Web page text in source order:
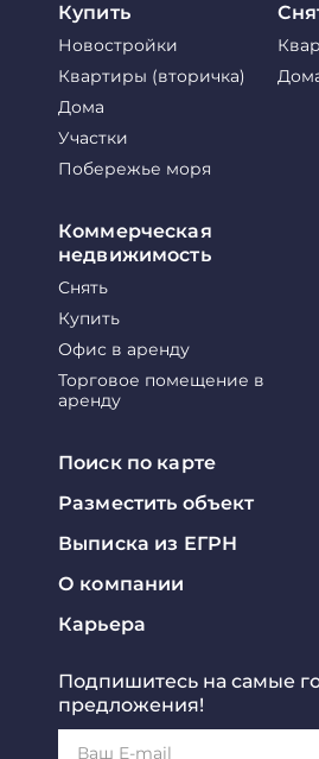
Купить
Новостройки
Квартиры (вторичка)
Дома
Участки
Побережье моря
Коммерческая
недвижимость
Снять
Купить
Офис в аренду
Торговое помещение в
аренду
Поиск по карте
Разместить объект
Выписка из ЕГРН
О компании
Карьера
Подпишитесь на самые
предложения!